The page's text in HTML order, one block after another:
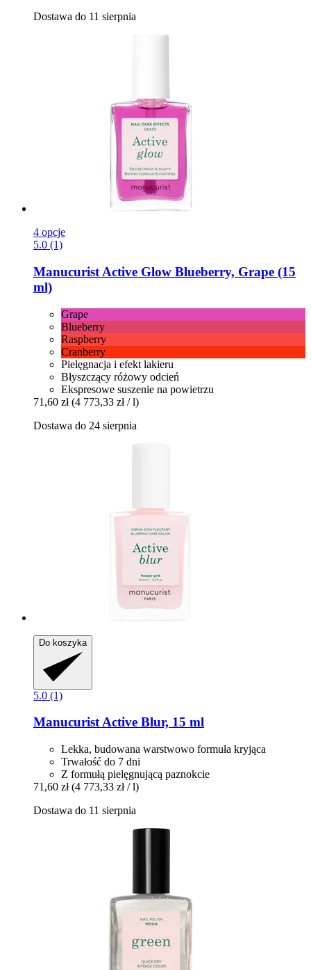
Dostawa do 11 sierpnia
4 opcje
5.0 (1)
Manucurist Active Glow Blueberry, Grape (15
ml)
Grape
Blueberry
Raspberry
Cranberry
Pielęgnacja i efekt lakieru
Błyszczący różowy odcień
Ekspresowe suszenie na powietrzu
71,60 zł (4 773,33 zł / l)
Dostawa do 24 sierpnia
Do koszyka
5.0 (1)
ManucuristActive Blur, 15 ml
Lekka, budowana warstwowo formuła kryjąca
Trwałość do 7 dni
Z formułą pielęgnującą paznokcie
71,60 zł (4 773,33 zł / l)
Dostawa do 11 sierpnia